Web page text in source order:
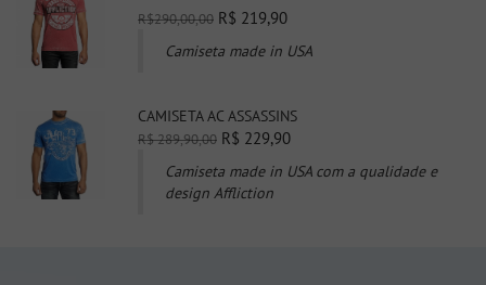
R$290,00,00 R$ 219,90
Camiseta made in USA
CAMISETA AC ASSASSINS
R$ 289,90,00 R$ 229,90
Camiseta made in USA com a qualidade e
design Affliction